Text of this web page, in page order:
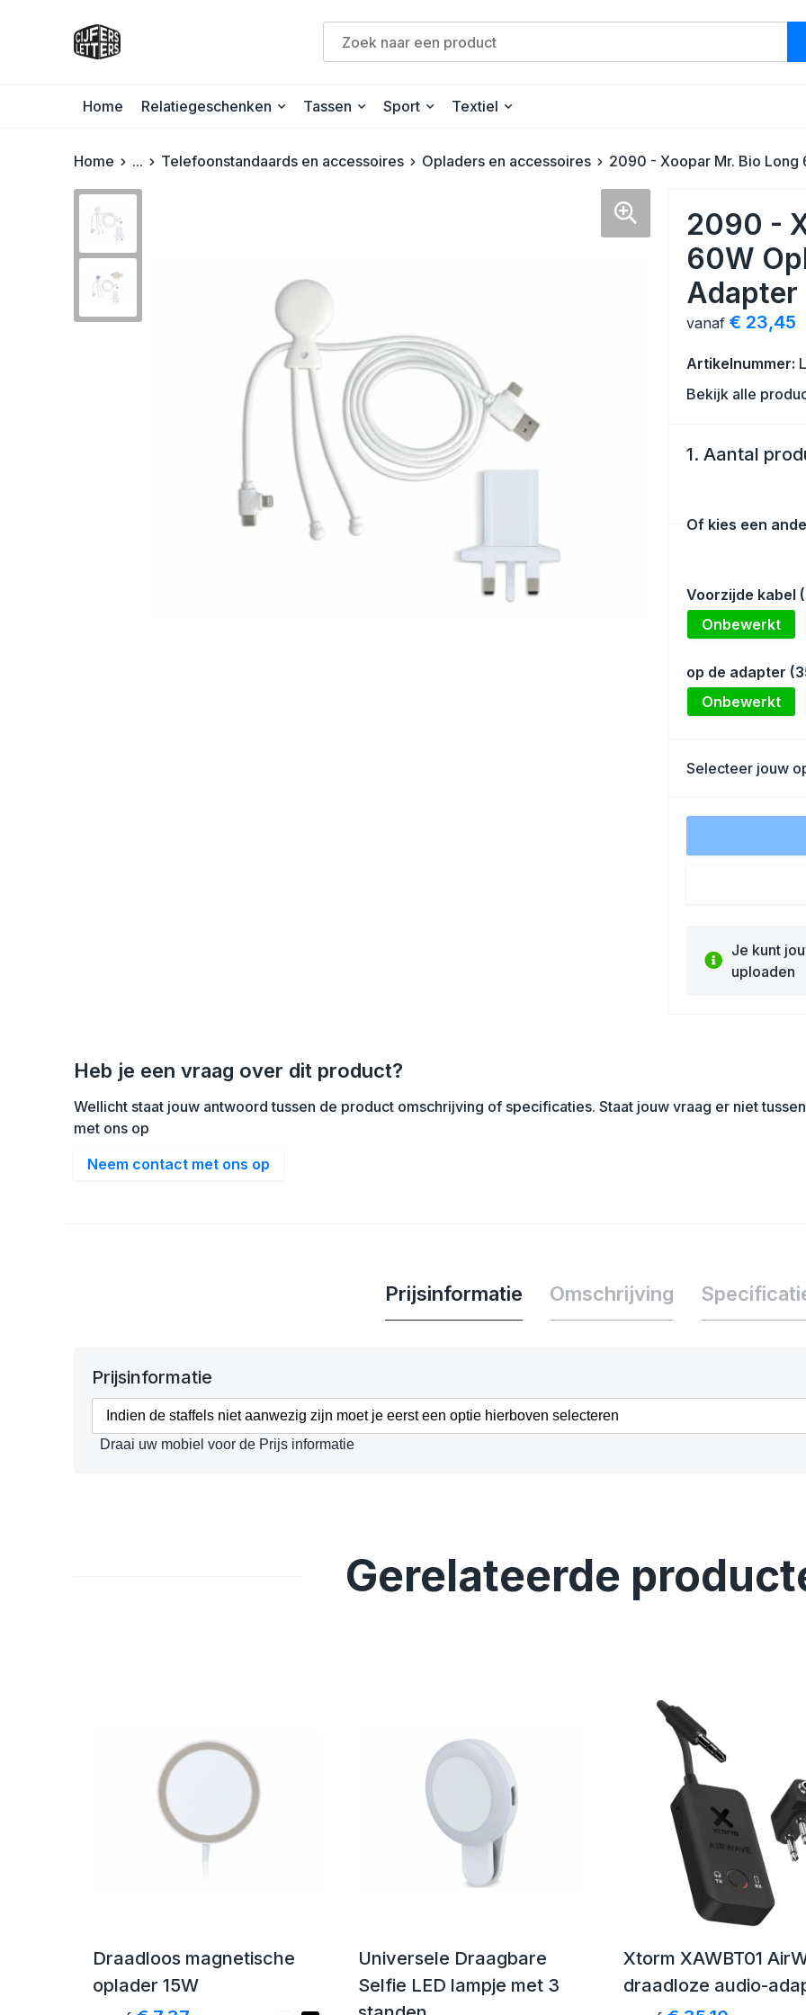
Home Relatiegeschenken Tassen Sport Textiel
Home ... Telefoonstandaards en accessoires Opladers en accessoires 2090 - Xoopar Mr. Bio Long
2090 -
60W
Adapter
vanaf € 23,45
Artikelnummer:
Bekijk alle
1. Aantal
Of kies een
Voorzijde kabel
Onbewerkt
op de adapter
Onbewerkt
Selecteer jouw
Je kunt
uploaden
Heb je een vraag over dit product?
Wellicht staat jouw antwoord tussen de product omschrijving of specificaties. Staat jouw vraag er niet
met ons op
Neem contact met ons op
Prijsinformatie Omschrijving
Prijsinformatie
Indien de staffels niet aanwezig zijn moet je eerst een optie hierboven selecteren
Draai uw mobiel voor de Prijs informatie
Gerelateerde
Draadloos magnetische
oplader 15W
Universele Draagbare
Selfie LED lampje met 3
Xtorm XAWBT01
draadloze audio-